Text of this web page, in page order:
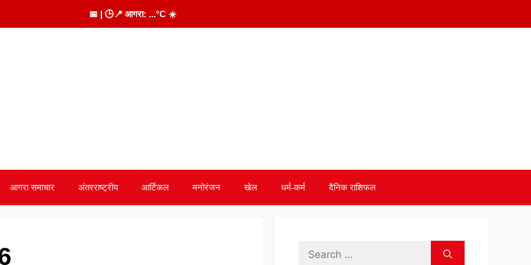
📅 | 🕒📍 आगरा: ...°C ☀️
आगरा समाचार अंतरराष्ट्रीय आर्टिकल मनोरंजन खेल धर्म-कर्म दैनिक राशिफल
Search